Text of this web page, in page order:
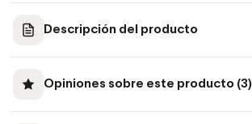
Descripción del producto
Opiniones sobre este producto (3)